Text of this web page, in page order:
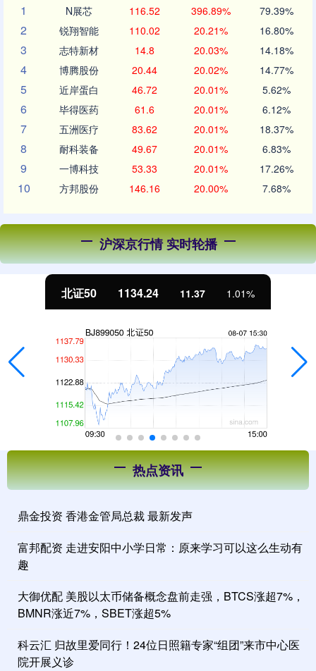
1
N展芯 116.52 396.89% 79.39%
2 锐翔智能 110.02 20.21% 16.80%
3 志特新材 14.8 20.03% 14.18%
4 博腾股份 20.44 20.02% 14.77%
5 近岸蛋白 46.72 20.01% 5.62%
6 毕得医药 61.6 20.01% 6.12%
7 五洲医疗 83.62 20.01% 18.37%
8 耐科装备 49.67 20.01% 6.83%
9 一博科技 53.33 20.01% 17.26%
10 方邦股份 146.16 20.00% 7.68%
沪深京行情 实时轮播
北证50 1134.24 11.37 1.01%
热点资讯
鼎金投资 香港金管局总裁 最新发声
富邦配资 走进安阳中小学日常：原来学习可以这么生动有
趣
大御优配 美股以太币储备概念盘前走强，BTCS涨超7%，
BMNR涨近7%，SBET涨超5%
科云汇 归故里爱同行！24位日照籍专家“组团”来市中心医
院开展义诊